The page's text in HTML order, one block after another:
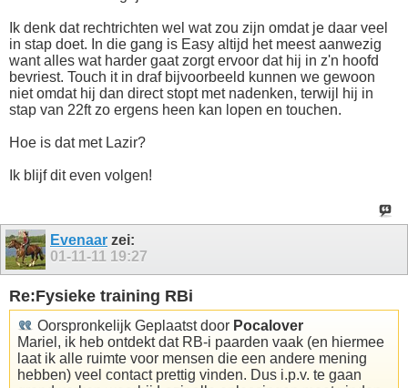
Ik denk dat rechtrichten wel wat zou zijn omdat je daar veel
in stap doet. In die gang is Easy altijd het meest aanwezig
want alles wat harder gaat zorgt ervoor dat hij in z'n hoofd
bevriest. Touch it in draf bijvoorbeeld kunnen we gewoon
niet omdat hij dan direct stopt met nadenken, terwijl hij in
stap van 22ft zo ergens heen kan lopen en touchen.
Hoe is dat met Lazir?
Ik blijf dit even volgen!
Evenaar zei:
01-11-11 19:27
Re:Fysieke training RBi
Oorspronkelijk Geplaatst door Pocalover
Mariel, ik heb ontdekt dat RB-i paarden vaak (en hiermee
laat ik alle ruimte voor mensen die een andere mening
hebben) veel contact prettig vinden. Dus i.p.v. te gaan